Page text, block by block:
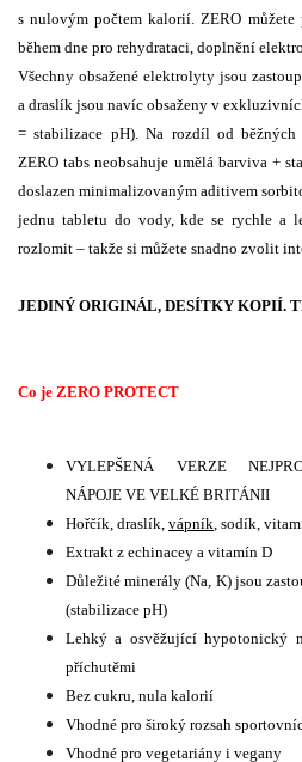
s nulovým počtem kalorií. ZERO
během dne pro rehydrataci, doplnění
Všechny obsažené elektrolyty jsou
a draslík jsou navíc obsaženy v
= stabilizace pH). Na rozdíl od běžných
ZERO tabs neobsahuje umělá barviva +
doslazen minimalizovaným aditivem
jednu tabletu do vody, kde se rychle a
rozlomit – takže si můžete snadno zvolit
JEDINÝ ORIGINÁL, DESÍTKY KOPIÍ.
Co je ZERO PROTECT
VYLEPŠENÁ VERZE
NÁPOJE VE VELKÉ BRITÁNII
Hořčík, draslík, vápník , sodík,
Extrakt z echinacey a vitamín D
Důležité minerály (Na, K) jsou
(stabilizace pH)
Lehký a osvěžující hypotonický
příchutěmi
Bez cukru, nula kalorií
Vhodné pro široký rozsah
Vhodné pro vegetariány i vegany